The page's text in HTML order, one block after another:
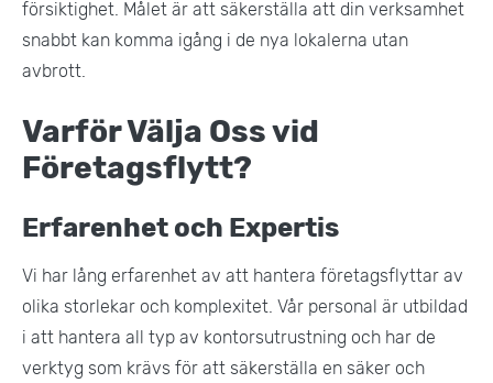
försiktighet. Målet är att säkerställa att din verksamhet
snabbt kan komma igång i de nya lokalerna utan
avbrott​.
Varför Välja Oss vid
Företagsflytt?
Erfarenhet och Expertis
Vi har lång erfarenhet av att hantera företagsflyttar av
olika storlekar och komplexitet. Vår personal är utbildad
i att hantera all typ av kontorsutrustning och har de
verktyg som krävs för att säkerställa en säker och